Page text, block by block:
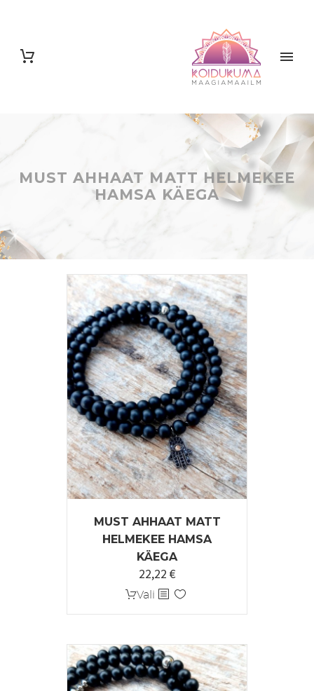
MUST AHHAAT MATT HELMEKEE
HAMSA KÄEGA
MUST AHHAAT MATT
HELMEKEE HAMSA
KÄEGA
22,22 €
Vali Sellel
tootel
mitu
varianti.
Valikuid